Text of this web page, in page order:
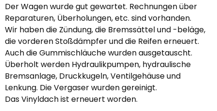
Der Wagen wurde gut gewartet. Rechnungen über
Reparaturen, Überholungen, etc. sind vorhanden.
Wir haben die Zündung, die Bremssättel und -beläge,
die vorderen Stoßdämpfer und die Reifen erneuert.
Auch die Gummischläuche wurden ausgetauscht.
Überholt werden Hydraulikpumpen, hydraulische
Bremsanlage, Druckkugeln, Ventilgehäuse und
Lenkung. Die Vergaser wurden gereinigt.
Das Vinyldach ist erneuert worden.